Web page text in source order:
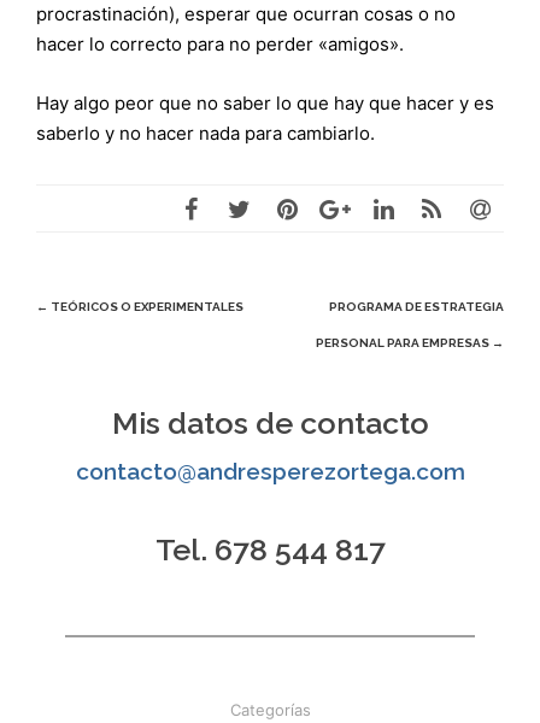
procrastinación), esperar que ocurran cosas o no
hacer lo correcto para no perder «amigos».
Hay algo peor que no saber lo que hay que hacer y es
saberlo y no hacer nada para cambiarlo.
Navegación
← TEÓRICOS O EXPERIMENTALES PROGRAMA DE ESTRATEGIA
PERSONAL PARA EMPRESAS →
Mis datos de contacto
contacto@andresperezortega.com
Tel. 678 544 817
Categorías